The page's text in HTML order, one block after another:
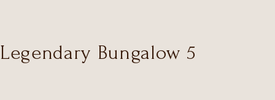
Legendary Bungalow 5